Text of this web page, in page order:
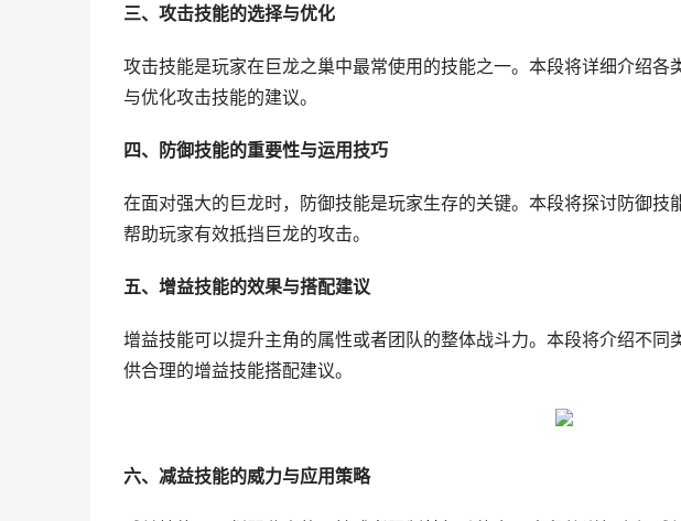
三、攻击技能的选择与优化
攻击技能是玩家在巨龙之巢中最常使用的技能之一。本段将详细介绍
与优化攻击技能的建议。
四、防御技能的重要性与运用技巧
在面对强大的巨龙时，防御技能是玩家生存的关键。本段将探讨防御
帮助玩家有效抵挡巨龙的攻击。
五、增益技能的效果与搭配建议
增益技能可以提升主角的属性或者团队的整体战斗力。本段将介绍不
供合理的增益技能搭配建议。
六、减益技能的威力与应用策略